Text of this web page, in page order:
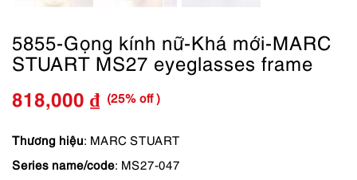
5855-Gọng kính nữ-Khá mới-MARC
STUART MS27 eyeglasses frame
Giá
gốc
là:
818,000 ₫
Giá
hiện
tại
(25% off )
Thương hiệu: MARC STUART
Series name/code: MS27-047